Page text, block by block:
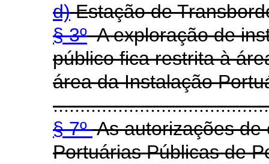
d)Estação de
§ 3ºA exploração de
público fica restrita à
área da Instalação
§ 7ºAs autorizações de
Portuárias Públicas de